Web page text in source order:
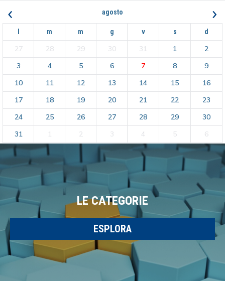
‹ agosto ›
m m g v s d
27 28 29 30 31 1
2
3
4 5 6 7 8
9
10
11 12 13 14 15
16
17
18 19 20 21 22
23
24
25 26 27 28 29
30
31
1 2 3 4 5 6
LE CATEGORIE
ESPLORA